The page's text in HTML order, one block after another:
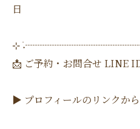
日
࣪⊹
📩 ご予約・お問合せ LINE
▶ プロフィールのリンクか